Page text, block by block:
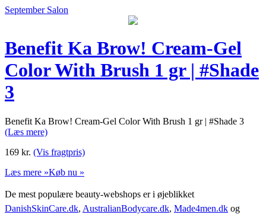
September Salon
Benefit Ka Brow! Cream-Gel
Color With Brush 1 gr | #Shade
3
Benefit Ka Brow! Cream-Gel Color With Brush 1 gr | #Shade 3
(Læs mere)
169 kr. (Vis fragtpris)
Læs mere »Køb nu »
De mest populære beauty-webshops er i øjeblikket
DanishSkinCare.dk, AustralianBodycare.dk, Made4men.dk og